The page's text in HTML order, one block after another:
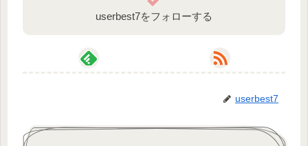
userbest7をフォローする
userbest7